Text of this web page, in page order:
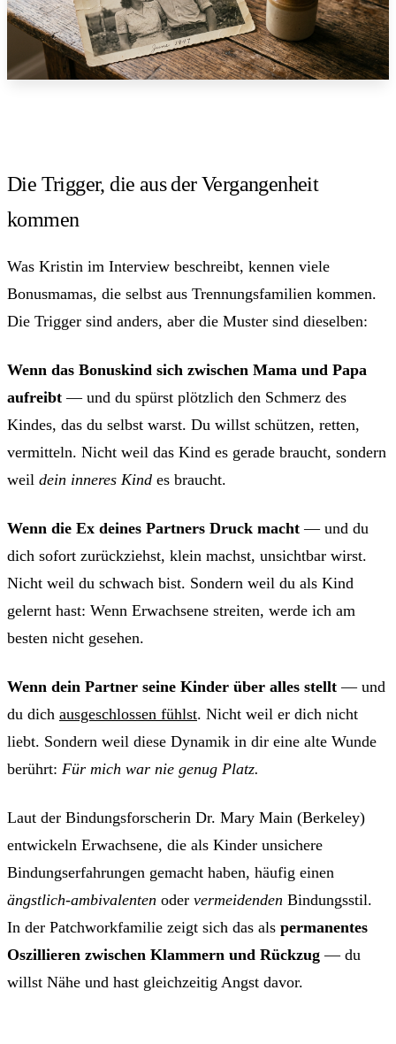
Die Trigger, die aus der Vergangenheit
kommen
Was Kristin im Interview beschreibt, kennen viele
Bonusmamas, die selbst aus Trennungsfamilien kommen.
Die Trigger sind anders, aber die Muster sind dieselben:
Wenn das Bonuskind sich zwischen Mama und Papa
aufreibt — und du spürst plötzlich den Schmerz des
Kindes, das du selbst warst. Du willst schützen, retten,
vermitteln. Nicht weil das Kind es gerade braucht, sondern
weil dein inneres Kind es braucht.
Wenn die Ex deines Partners Druck macht — und du
dich sofort zurückziehst, klein machst, unsichtbar wirst.
Nicht weil du schwach bist. Sondern weil du als Kind
gelernt hast: Wenn Erwachsene streiten, werde ich am
besten nicht gesehen.
Wenn dein Partner seine Kinder über alles stellt — und
du dich ausgeschlossen fühlst. Nicht weil er dich nicht
liebt. Sondern weil diese Dynamik in dir eine alte Wunde
berührt: Für mich war nie genug Platz.
Laut der Bindungsforscherin Dr. Mary Main (Berkeley)
entwickeln Erwachsene, die als Kinder unsichere
Bindungserfahrungen gemacht haben, häufig einen
ängstlich-ambivalenten oder vermeidenden Bindungsstil.
In der Patchworkfamilie zeigt sich das als permanentes
Oszillieren zwischen Klammern und Rückzug — du
willst Nähe und hast gleichzeitig Angst davor.